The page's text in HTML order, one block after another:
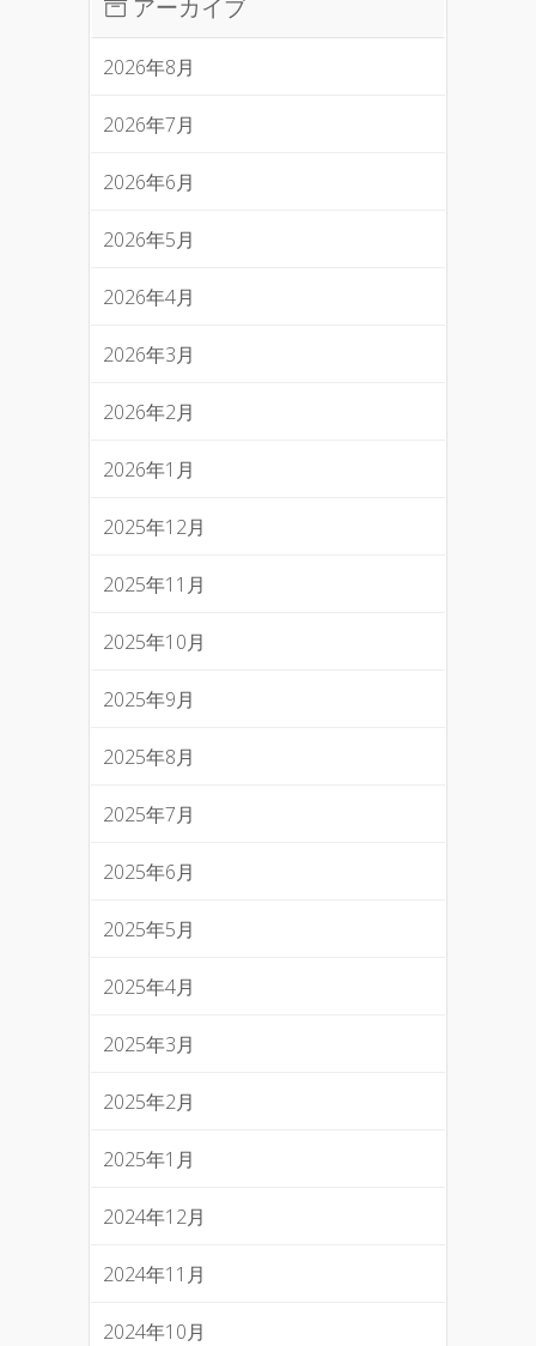
2026年8月
2026年7月
2026年6月
2026年5月
2026年4月
2026年3月
2026年2月
2026年1月
2025年12月
2025年11月
2025年10月
2025年9月
2025年8月
2025年7月
2025年6月
2025年5月
2025年4月
2025年3月
2025年2月
2025年1月
2024年12月
2024年11月
2024年10月